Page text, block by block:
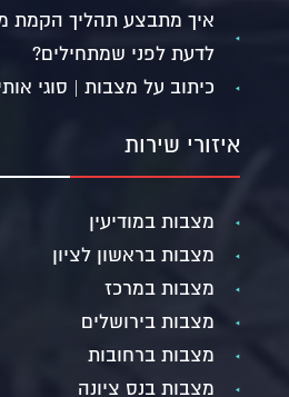
איך מתבצע תהליך הקמת
לדעת לפני שמתחילים?
כיתוב על מצבות | סוגי
איזורי שירות
מצבות במודיעין
מצבות בראשון לציון
מצבות במרכז
מצבות בירושלים
מצבות ברחובות
מצבות בנס ציונה